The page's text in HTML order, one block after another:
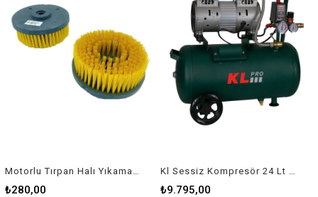
₺280,00 ₺9.795,00